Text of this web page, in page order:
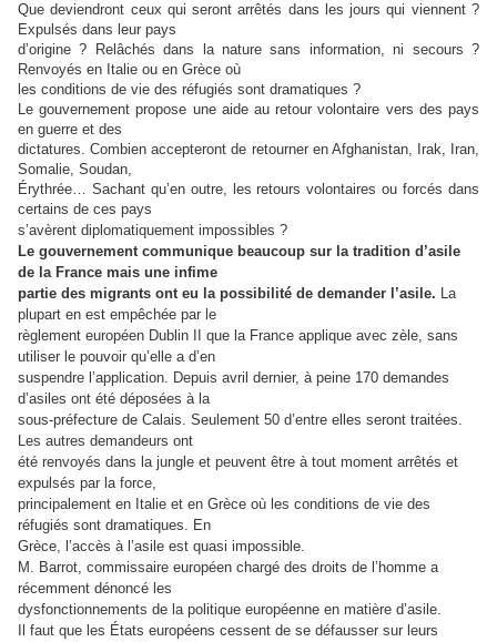
Que deviendront ceux qui seront arrêtés dans les jours qui viennent ?
Expulsés dans leur pays
d’origine ? Relâchés dans la nature sans information, ni secours ?
Renvoyés en Italie ou en Grèce où
les conditions de vie des réfugiés sont dramatiques ?
Le gouvernement propose une aide au retour volontaire vers des pays
en guerre et des
dictatures. Combien accepteront de retourner en Afghanistan, Irak, Iran,
Somalie, Soudan,
Érythrée… Sachant qu’en outre, les retours volontaires ou forcés dans
certains de ces pays
s’avèrent diplomatiquement impossibles ?
Le gouvernement communique beaucoup sur la tradition d’asile
de la France mais une infime
partie des migrants ont eu la possibilité de demander l’asile. La
plupart en est empêchée par le
règlement européen Dublin II que la France applique avec zèle, sans
utiliser le pouvoir qu’elle a d’en
suspendre l’application. Depuis avril dernier, à peine 170 demandes
d’asiles ont été déposées à la
sous-préfecture de Calais. Seulement 50 d’entre elles seront traitées.
Les autres demandeurs ont
été renvoyés dans la jungle et peuvent être à tout moment arrêtés et
expulsés par la force,
principalement en Italie et en Grèce où les conditions de vie des
réfugiés sont dramatiques. En
Grèce, l’accès à l’asile est quasi impossible.
M. Barrot, commissaire européen chargé des droits de l’homme a
récemment dénoncé les
dysfonctionnements de la politique européenne en matière d’asile.
Il faut que les États européens cessent de se défausser sur leurs